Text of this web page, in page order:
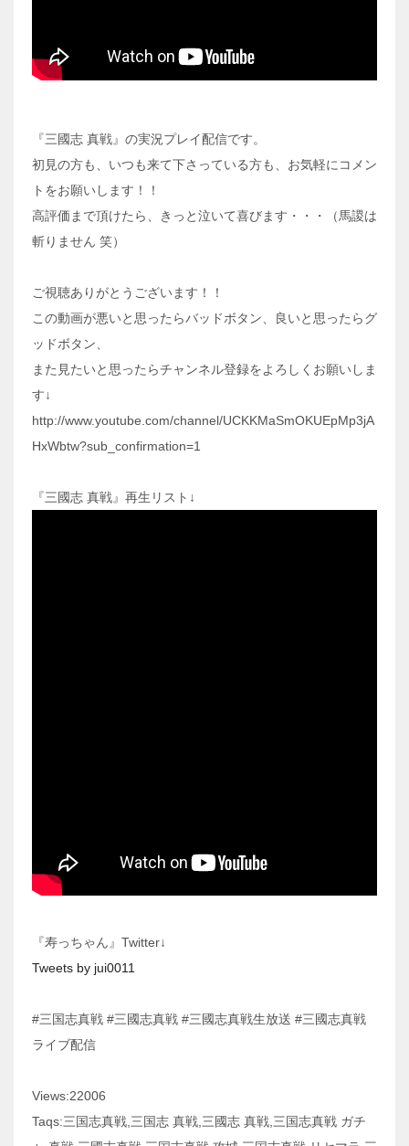
『三國志 真戦』の実況プレイ配信です。
初見の方も、いつも来て下さっている方も、お気軽にコメン
トをお願いします！！
高評価まで頂けたら、きっと泣いて喜びます・・・（馬謖は
斬りません 笑）
ご視聴ありがとうございます！！
この動画が悪いと思ったらバッドボタン、良いと思ったらグ
ッドボタン、
また見たいと思ったらチャンネル登録をよろしくお願いしま
す↓
http://www.youtube.com/channel/UCKKMaSmOKUEpMp3jA
HxWbtw?sub_confirmation=1
『三國志 真戦』再生リスト↓
『寿っちゃん』Twitter↓
Tweets by jui0011
#三国志真戦 #三國志真戦 #三國志真戦生放送 #三國志真戦
ライブ配信
Views:22006
Taqs:三国志真戦,三国志 真戦,三國志 真戦,三国志真戦 ガチ